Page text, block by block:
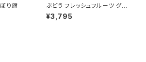
り旗
ぶどう フレッシュフルーツ グレ
ープ 2 のぼり旗
¥3,795